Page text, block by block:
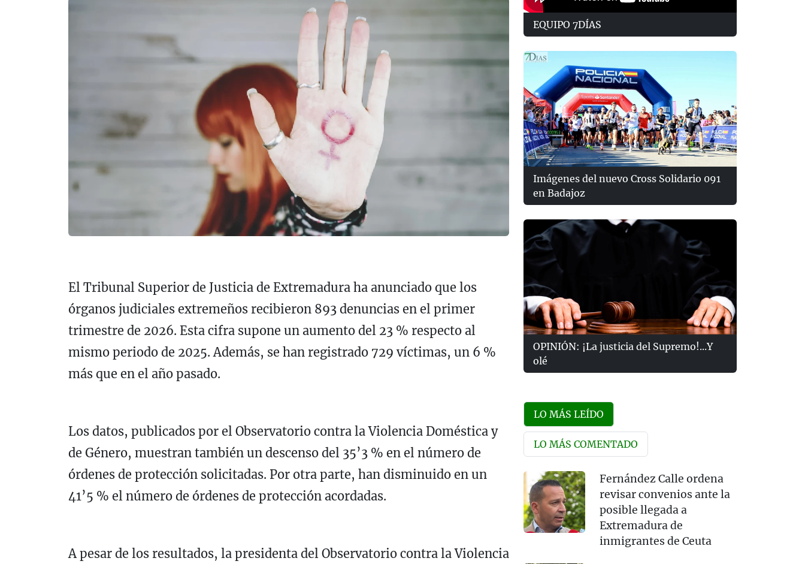
El Tribunal Superior de Justicia de Extremadura ha anunciado que los
órganos judiciales extremeños recibieron 893 denuncias en el primer
trimestre de 2026. Esta cifra supone un aumento del 23 % respecto al
mismo periodo de 2025. Además, se han registrado 729 víctimas, un 6 %
más que en el año pasado.
Los datos, publicados por el Observatorio contra la Violencia Doméstica y
de Género, muestran también un descenso del 35’3 % en el número de
órdenes de protección solicitadas. Por otra parte, han disminuido en un
41’5 % el número de órdenes de protección acordadas.
A pesar de los resultados, la presidenta del Observatorio contra la Violencia
EQUIPO 7DÍAS
Imágenes del nuevo Cross Solidario 091
en Badajoz
OPINIÓN: ¡La justicia del Supremo!...Y
olé
LO MÁS LEÍDO
LO MÁS COMENTADO
Fernández Calle ordena
revisar convenios ante la
posible llegada a
Extremadura de
inmigrantes de Ceuta